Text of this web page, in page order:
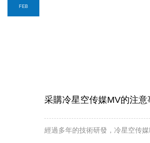
FEB
采購冷星空传媒MV的注意
經過多年的技術研發，冷星空传